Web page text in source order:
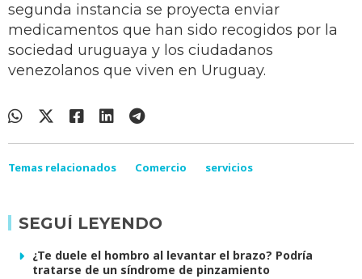
segunda instancia se proyecta enviar
medicamentos que han sido recogidos por la
sociedad uruguaya y los ciudadanos
venezolanos que viven en Uruguay.
Temas relacionados Comercio servicios
SEGUÍ LEYENDO
¿Te duele el hombro al levantar el brazo? Podría
tratarse de un síndrome de pinzamiento